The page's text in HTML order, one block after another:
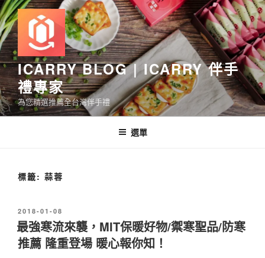
跳
至
主
要
內
容
ICARRY BLOG | ICARRY 伴手
禮專家
為您精選推薦全台灣伴手禮
選單
標籤: 蒜蓉
發
佈
於
2018-01-08
最強寒流來襲，MIT保暖好物/禦寒聖品/防寒
推薦 隆重登場 暖心報你知！